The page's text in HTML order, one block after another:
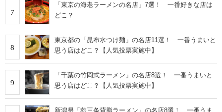
7
「東京の海老ラーメンの名店」7選！ 一番好きな店は
どこ？
8
東京都の「昆布水つけ麺」の名店11選！ 一番うまいと
思う店はどこ？【人気投票実施中】
9
「千葉の竹岡式ラーメン」の名店8選！ 一番うまいと
思う店はどこ？【人気投票実施中】
新潟県「燕三条背脂ラーメン」の名店8選！ 一番うま